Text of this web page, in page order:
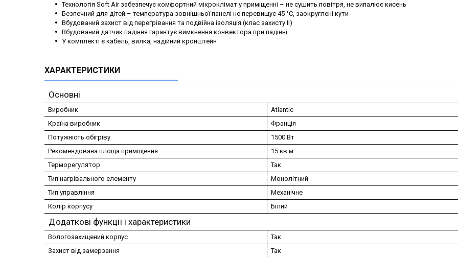
Технологія Soft Air забезпечує комфортний мікроклімат у приміщенні – не сушить повітря, не випалює кисень
Безпечний для дітей – температура зовнішньої панелі не перевищує 45 °С, заокруглені кути
Вбудований захист від перегрівання та подвійна ізоляція (клас захисту II)
Вбудований датчик падіння гарантує вимкнення конвектора при падінні
У комплекті є кабель, вилка, надійний кронштейн
ХАРАКТЕРИСТИКИ
Основні
Виробник
Atlantic
Країна виробник
Франція
Потужність обігріву
1500 Вт
Рекомендована площа приміщення
15 кв.м
Терморегулятор
Так
Тип нагрівального елементу
Монолітний
Тип управління
Механічне
Колір корпусу
Білий
Додаткові функції і характеристики
Вологозахищений корпус
Так
Захист від замерзання
Так